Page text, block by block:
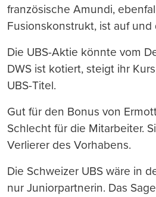
französische Amundi,
Fusionskonstrukt, ist auf und
Die UBS-Aktie könnte vom
DWS ist kotiert, steigt ihr
UBS-Titel.
Gut für den Bonus von
Schlecht für die Mitarbeiter.
Verlierer des Vorhabens.
Die Schweizer UBS wäre in
nur Juniorpartnerin. Das